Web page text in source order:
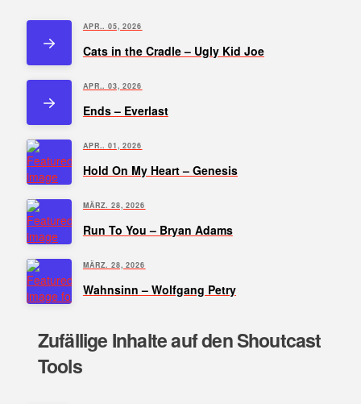
APR.. 05, 2026
Cats in the Cradle – Ugly Kid Joe
APR.. 03, 2026
Ends – Everlast
APR.. 01, 2026
Hold On My Heart – Genesis
MÄRZ. 28, 2026
Run To You – Bryan Adams
MÄRZ. 28, 2026
Wahnsinn – Wolfgang Petry
Zufällige Inhalte auf den Shoutcast
Tools